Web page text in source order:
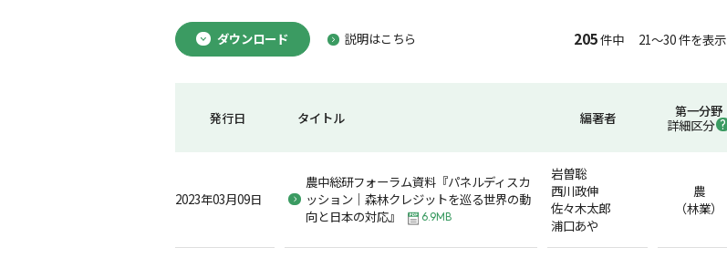
ダウンロード 説明はこちら 205件中 21～30 件を表示
発行日 タイトル 編著者
第一分野
詳細区分
2023年03月09日
農中総研フォーラム資料『パネルディスカ
ッション｜森林クレジットを巡る世界の動
向と日本の対応』
6.9MB
岩曽聡
西川政伸
佐々木太郎
浦口あや
農
（林業）